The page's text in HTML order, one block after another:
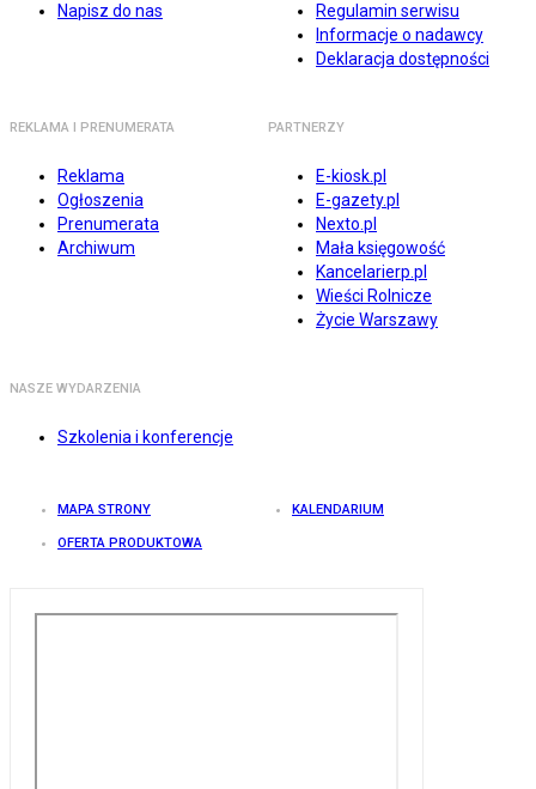
Napisz do nas
Regulamin serwisu
Informacje o nadawcy
Deklaracja dostępności
REKLAMA I PRENUMERATA
Reklama
Ogłoszenia
Prenumerata
Archiwum
PARTNERZY
E-kiosk.pl
E-gazety.pl
Nexto.pl
Mała księgowość
Kancelarierp.pl
Wieści Rolnicze
Życie Warszawy
NASZE WYDARZENIA
Szkolenia i konferencje
MAPA STRONY KALENDARIUM
OFERTA PRODUKTOWA